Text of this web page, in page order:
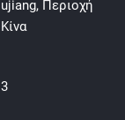
Περιοχή